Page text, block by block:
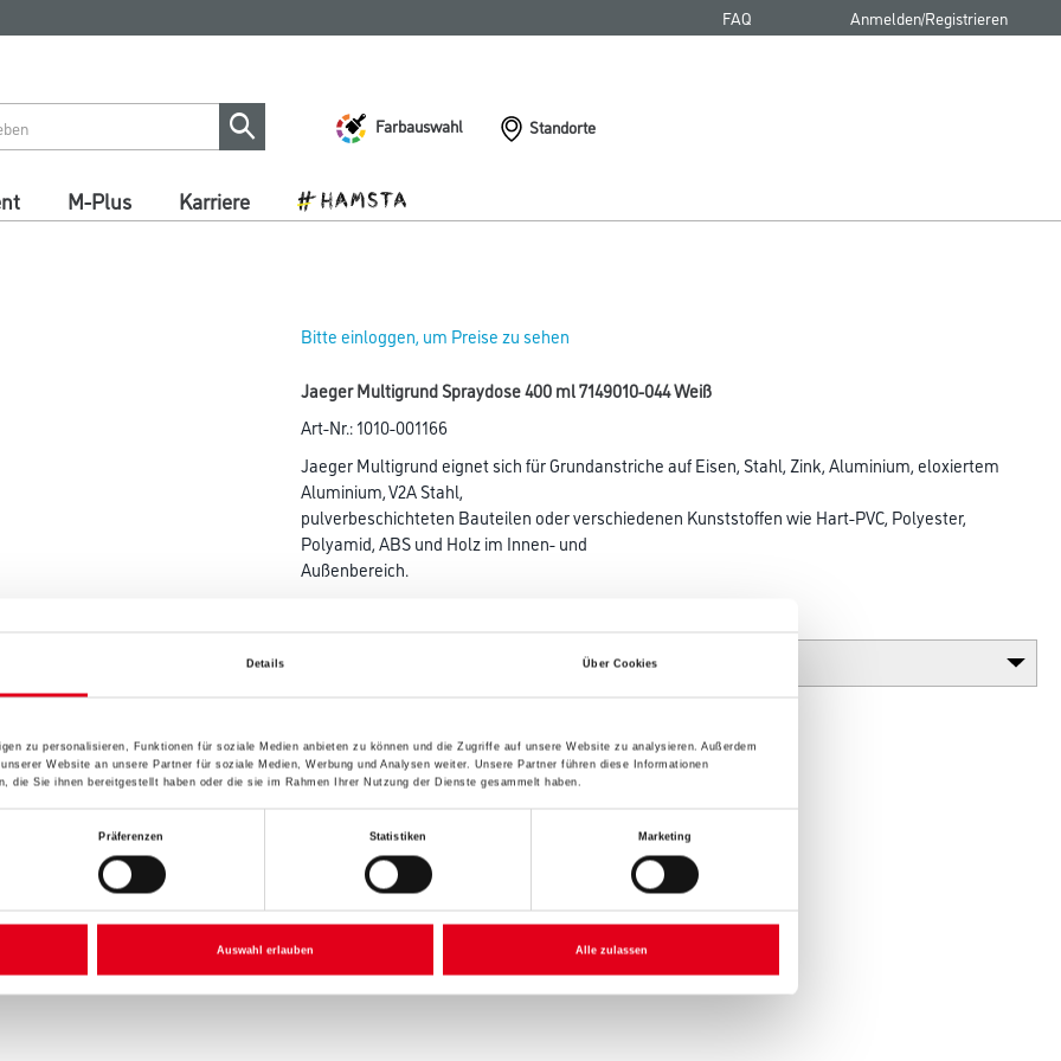
Details Über Cookies
zu personalisieren, Funktionen für soziale Medien anbieten zu können und die Zugriffe auf unsere Website zu analysieren. Außerdem
Website an unsere Partner für soziale Medien, Werbung und Analysen weiter. Unsere Partner führen diese Informationen
die Sie ihnen bereitgestellt haben oder die sie im Rahmen Ihrer Nutzung der Dienste gesammelt haben.
Präferenzen Statistiken Marketing
Auswahl erlauben Alle zulassen
FAQ Anmelden/Registrieren
Farbauswahl Standorte
M-Plus Karriere
Bitte einloggen, um Preise zu sehen
Jaeger Multigrund Spraydose 400 ml 7149010-044 Weiß
Art-Nr.:1010-001166
Jaeger Multigrund eignet sich für Grundanstriche auf Eisen, Stahl, Zink, Aluminium, eloxiertem
Aluminium, V2A Stahl,
pulverbeschichteten Bauteilen oder verschiedenen Kunststoffen wie Hart-PVC, Polyester,
Polyamid, ABS und Holz im Innen- und
Außenbereich.
Umrechnungsfaktoren